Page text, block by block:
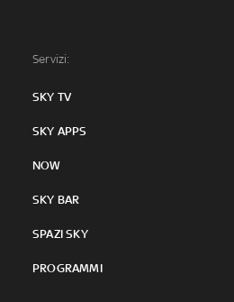
Servizi:
SKY TV
SKY APPS
NOW
SKY BAR
SPAZI SKY
PROGRAMMI